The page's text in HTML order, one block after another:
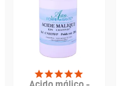
FUERA DE STOCK